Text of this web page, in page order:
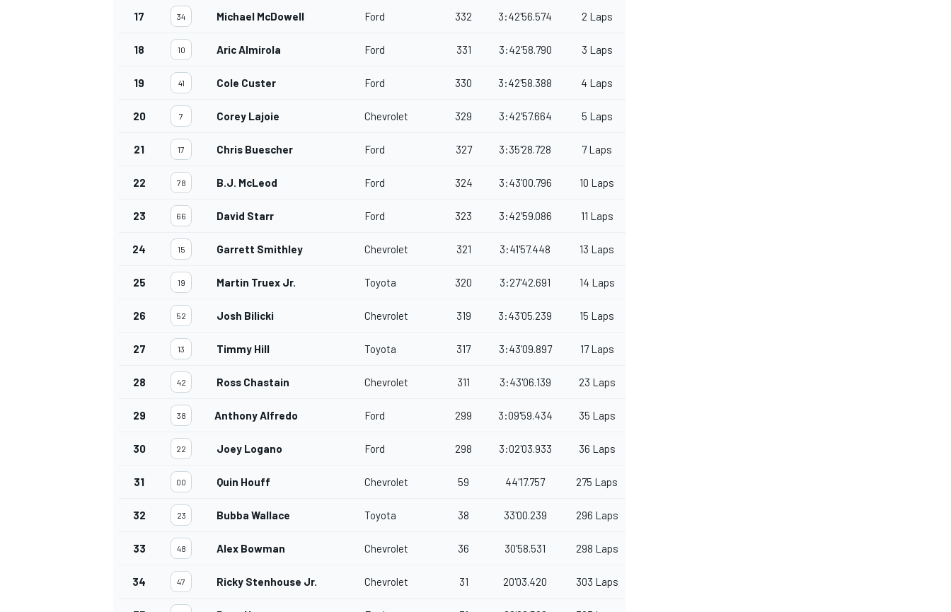
17 34 Michael McDowell Ford 332 3:42'56.574 2 Laps
18 10 Aric Almirola Ford 331 3:42'58.790 3 Laps
19 41 Cole Custer Ford 330 3:42'58.388 4 Laps
20 7 Corey Lajoie Chevrolet 329 3:42'57.664 5 Laps
21 17 Chris Buescher Ford 327 3:35'28.728 7 Laps
22 78 B.J. McLeod Ford 324 3:43'00.796 10 Laps
23 66 David Starr Ford 323 3:42'59.086 11 Laps
24 15 Garrett Smithley Chevrolet 321 3:41'57.448 13 Laps
25 19 Martin Truex Jr. Toyota 320 3:27'42.691 14 Laps
26 52 Josh Bilicki Chevrolet 319 3:43'05.239 15 Laps
27 13 Timmy Hill Toyota 317 3:43'09.897 17 Laps
28 42 Ross Chastain Chevrolet 311 3:43'06.139 23 Laps
29 38 Anthony Alfredo Ford 299 3:09'59.434 35 Laps
30 22 Joey Logano Ford 298 3:02'03.933 36 Laps
31 00 Quin Houff Chevrolet 59 44'17.757 275 Laps
32 23 Bubba Wallace Toyota 38 33'00.239 296 Laps
33 48 Alex Bowman Chevrolet 36 30'58.531 298 Laps
34 47 Ricky Stenhouse Jr. Chevrolet 31 20'03.420 303 Laps